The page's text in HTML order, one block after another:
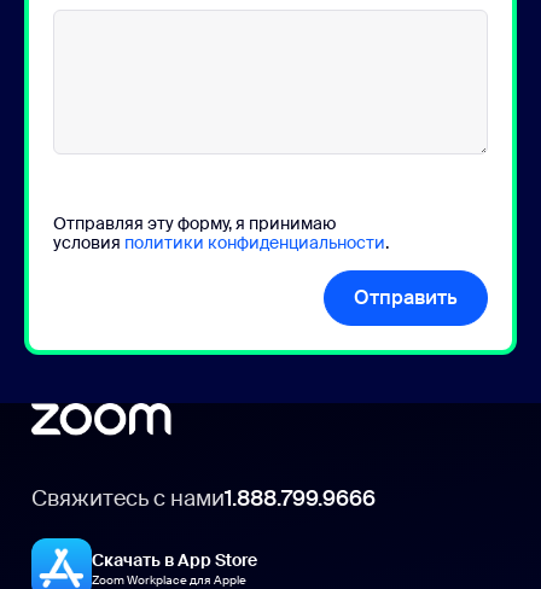
Отправляя эту форму, я принимаю
условия политики конфиденциальности.
Отправить
Свяжитесь с нами1.888.799.9666
Скачать в App Store
Zoom Workplace для Apple